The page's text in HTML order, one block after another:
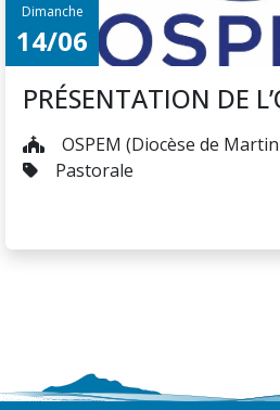
Dimanche
14/06
PRÉSENTATION DE
OSPEM (Diocèse de
Pastorale